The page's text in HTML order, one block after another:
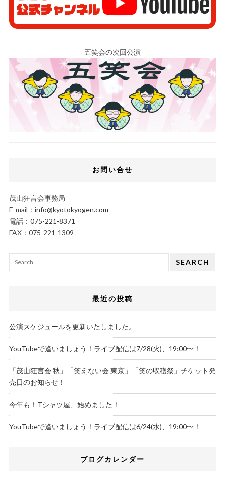
五笑会の次回公演
お問い合せ
茂山狂言会事務局
E-mail： info@kyotokyogen.com
電話： 075-221-8371
FAX：075-221-1309
SEARCH
最近の投稿
公演スケジュールを更新いたしました。
YouTubeで逢いましょう！ライブ配信は7/28(火)、19:00〜！
「茂山狂言会 秋」「笑えない会 東京」「笑の収穫祭」チケット発
売日のお知らせ！
今年も！Tシャツ屋、始めました！
YouTubeで逢いましょう！ライブ配信は6/24(水)、19:00〜！
ブログカレンダー